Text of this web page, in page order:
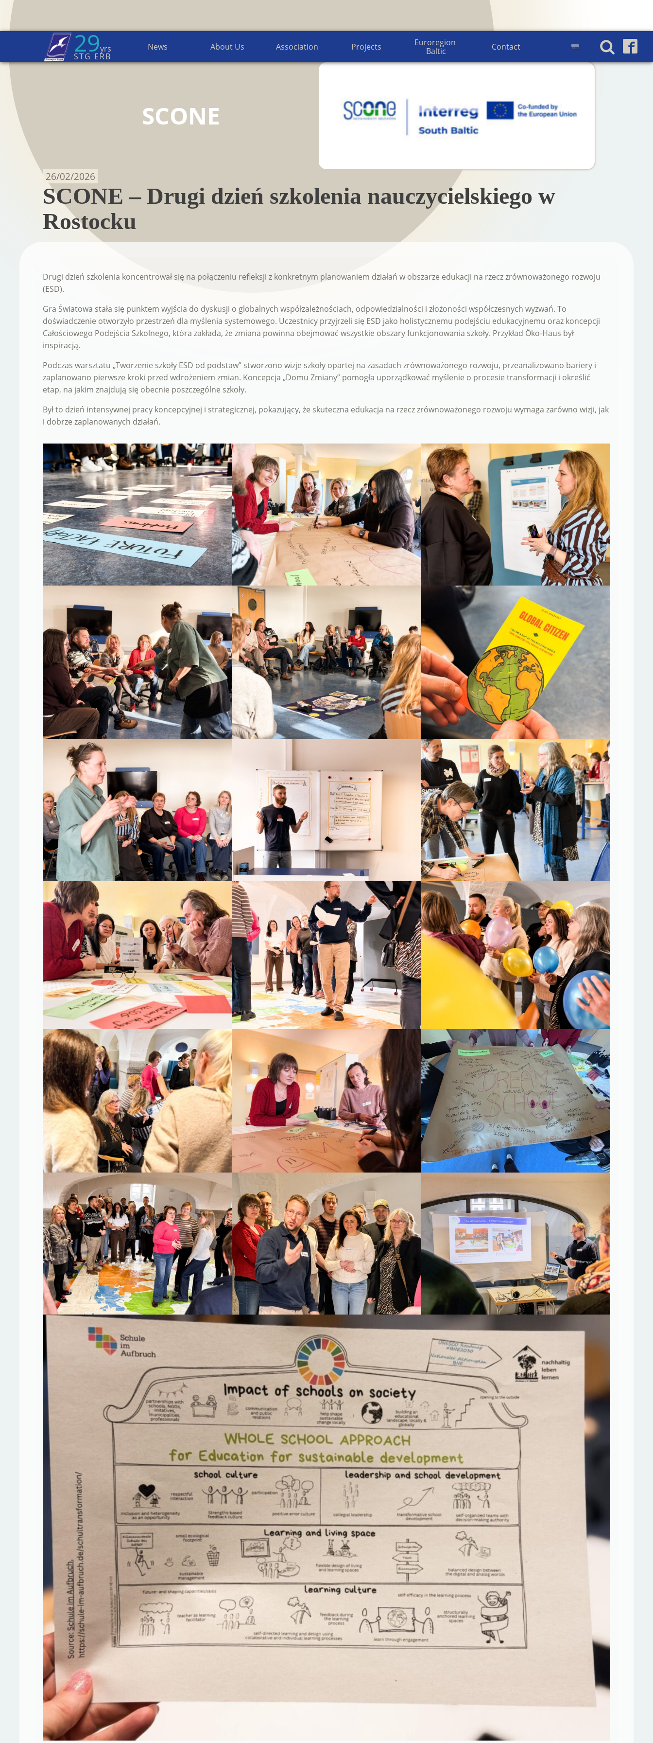
29yrs
STG ERB
News About Us Association Projects
Euroregion
Baltic
Contact
Home Page→ News
Euroregion Baltic News
SCONE
SCONE – Drugi dzień szkolenia nauczycielskiego w
Rostocku
26/02/2026
Drugi dzień szkolenia koncentrował się na połączeniu refleksji z konkretnym planowaniem działań w obszarze edukacji na rzecz zrównoważonego rozwoju
(ESD).
Gra Światowa stała się punktem wyjścia do dyskusji o globalnych współzależnościach, odpowiedzialności i złożoności współczesnych wyzwań. To
doświadczenie otworzyło przestrzeń dla myślenia systemowego. Uczestnicy przyjrzeli się ESD jako holistycznemu podejściu edukacyjnemu oraz koncepcji
Całościowego Podejścia Szkolnego, która zakłada, że ​​zmiana powinna obejmować wszystkie obszary funkcjonowania szkoły. Przykład Öko-Haus był
inspiracją.
Podczas warsztatu „Tworzenie szkoły ESD od podstaw” stworzono wizje szkoły opartej na zasadach zrównoważonego rozwoju, przeanalizowano bariery i
zaplanowano pierwsze kroki przed wdrożeniem zmian. Koncepcja „Domu Zmiany” pomogła uporządkować myślenie o procesie transformacji i określić
etap, na jakim znajdują się obecnie poszczególne szkoły.
Był to dzień intensywnej pracy koncepcyjnej i strategicznej, pokazujący, że skuteczna edukacja na rzecz zrównoważonego rozwoju wymaga zarówno wizji, jak
i dobrze zaplanowanych działań.